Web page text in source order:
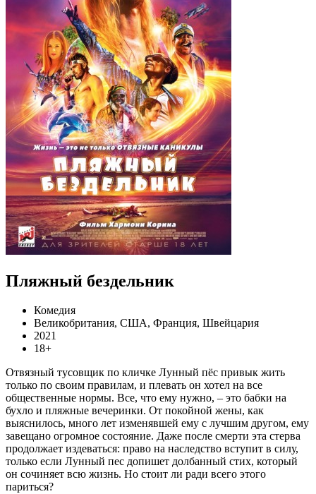
Пляжный бездельник
Комедия
Великобритания, США, Франция, Швейцария
2021
18+
Отвязный тусовщик по кличке Лунный пёс привык жить
только по своим правилам, и плевать он хотел на все
общественные нормы. Все, что ему нужно, – это бабки на
бухло и пляжные вечеринки. От покойной жены, как
выяснилось, много лет изменявшей ему с лучшим другом, ему
завещано огромное состояние. Даже после смерти эта стерва
продолжает издеваться: право на наследство вступит в силу,
только если Лунный пес допишет долбанный стих, который
он сочиняет всю жизнь. Но стоит ли ради всего этого
париться?